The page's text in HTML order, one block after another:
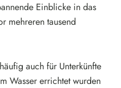
Einblicke in das
mehreren tausend
auch für Unterkünfte
Wasser errichtet wurden